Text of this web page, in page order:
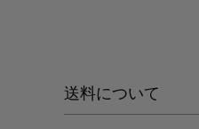
送料について